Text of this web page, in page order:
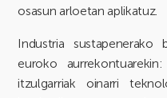
osasun arloetan aplikatuz.
Industria
euroko
itzulgarriak oinarri